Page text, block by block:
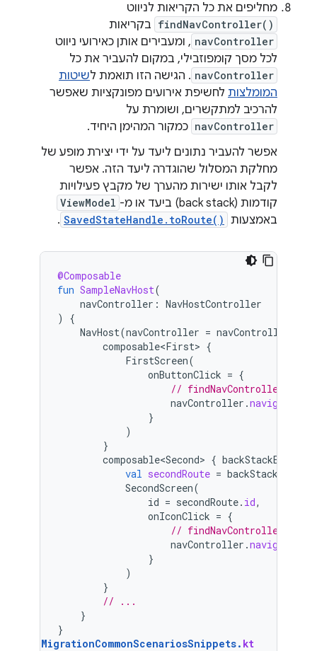
מחליפים את כל הקריאות לניווט
findNavController() בקריאות
navController , ומעבירים אותן כאירועי ניווט
לכל מסך קומפוזבילי, במקום להעביר את כל
navController . הגישה הזו תואמת לשיטות
המומלצות לחשיפת אירועים מפונקציות שאפשר
להרכיב למתקשרים, ושומרת על
navController כמקור המהימן היחיד.
אפשר להעביר נתונים ליעד על ידי יצירת מופע של
מחלקת המסלול שהוגדרה ליעד הזה. אפשר
לקבל אותו ישירות מהערך של מקבץ פעילויות
קודמות (back stack) ביעד או מ-
ViewModel
באמצעות SavedStateHandle.toRoute()
.
@Composable
fun SampleNavHost(
navController : NavHostController
)
{
NavHost(navController = navController
composable<First> {
FirstScreen(
onButtonClick = {
//
navController .navigate
}
)
}
composable<Second> { backStackEntry
val secondRoute = backStackEntry
SecondScreen(
id = secondRoute. id,
onIconClick = {
//
navController .navigate
}
)
}
// ...
}
}
MigrationCommonScenariosSnippets. kt